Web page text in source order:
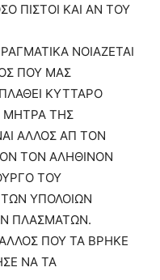
ΠΙΣΤΟΙ ΚΑΙ ΑΝ ΤΟΥ
ΝΟΙΑΖΕΤΑΙ
ΠΟΥ ΜΑΣ
ΚΥΤΤΑΡΟ
ΜΗΤΡΑ ΤΗΣ
ΑΛΛΟΣ ΑΠ ΤΟΝ
ΤΟΝ ΑΛΗΘΙΝΟΝ
ΤΟΥ
ΥΠΟΛΟΙΩΝ
ΠΛΑΣΜΑΤΩΝ.
ΠΟΥ ΤΑ ΒΡΗΚΕ
ΝΑ ΤΑ